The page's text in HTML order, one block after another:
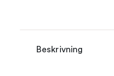
Beskrivning